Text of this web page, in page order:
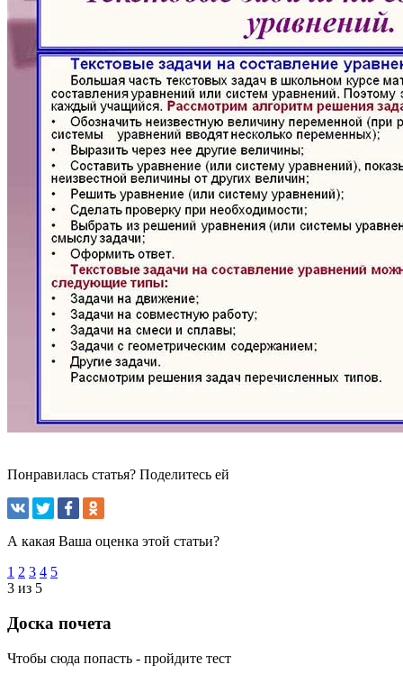
Понравилась статья? Поделитесь ей
А какая Ваша оценка этой статьи?
1 2 3 4 5
3 из 5
Доска почета
Чтобы сюда попасть - пройдите тест